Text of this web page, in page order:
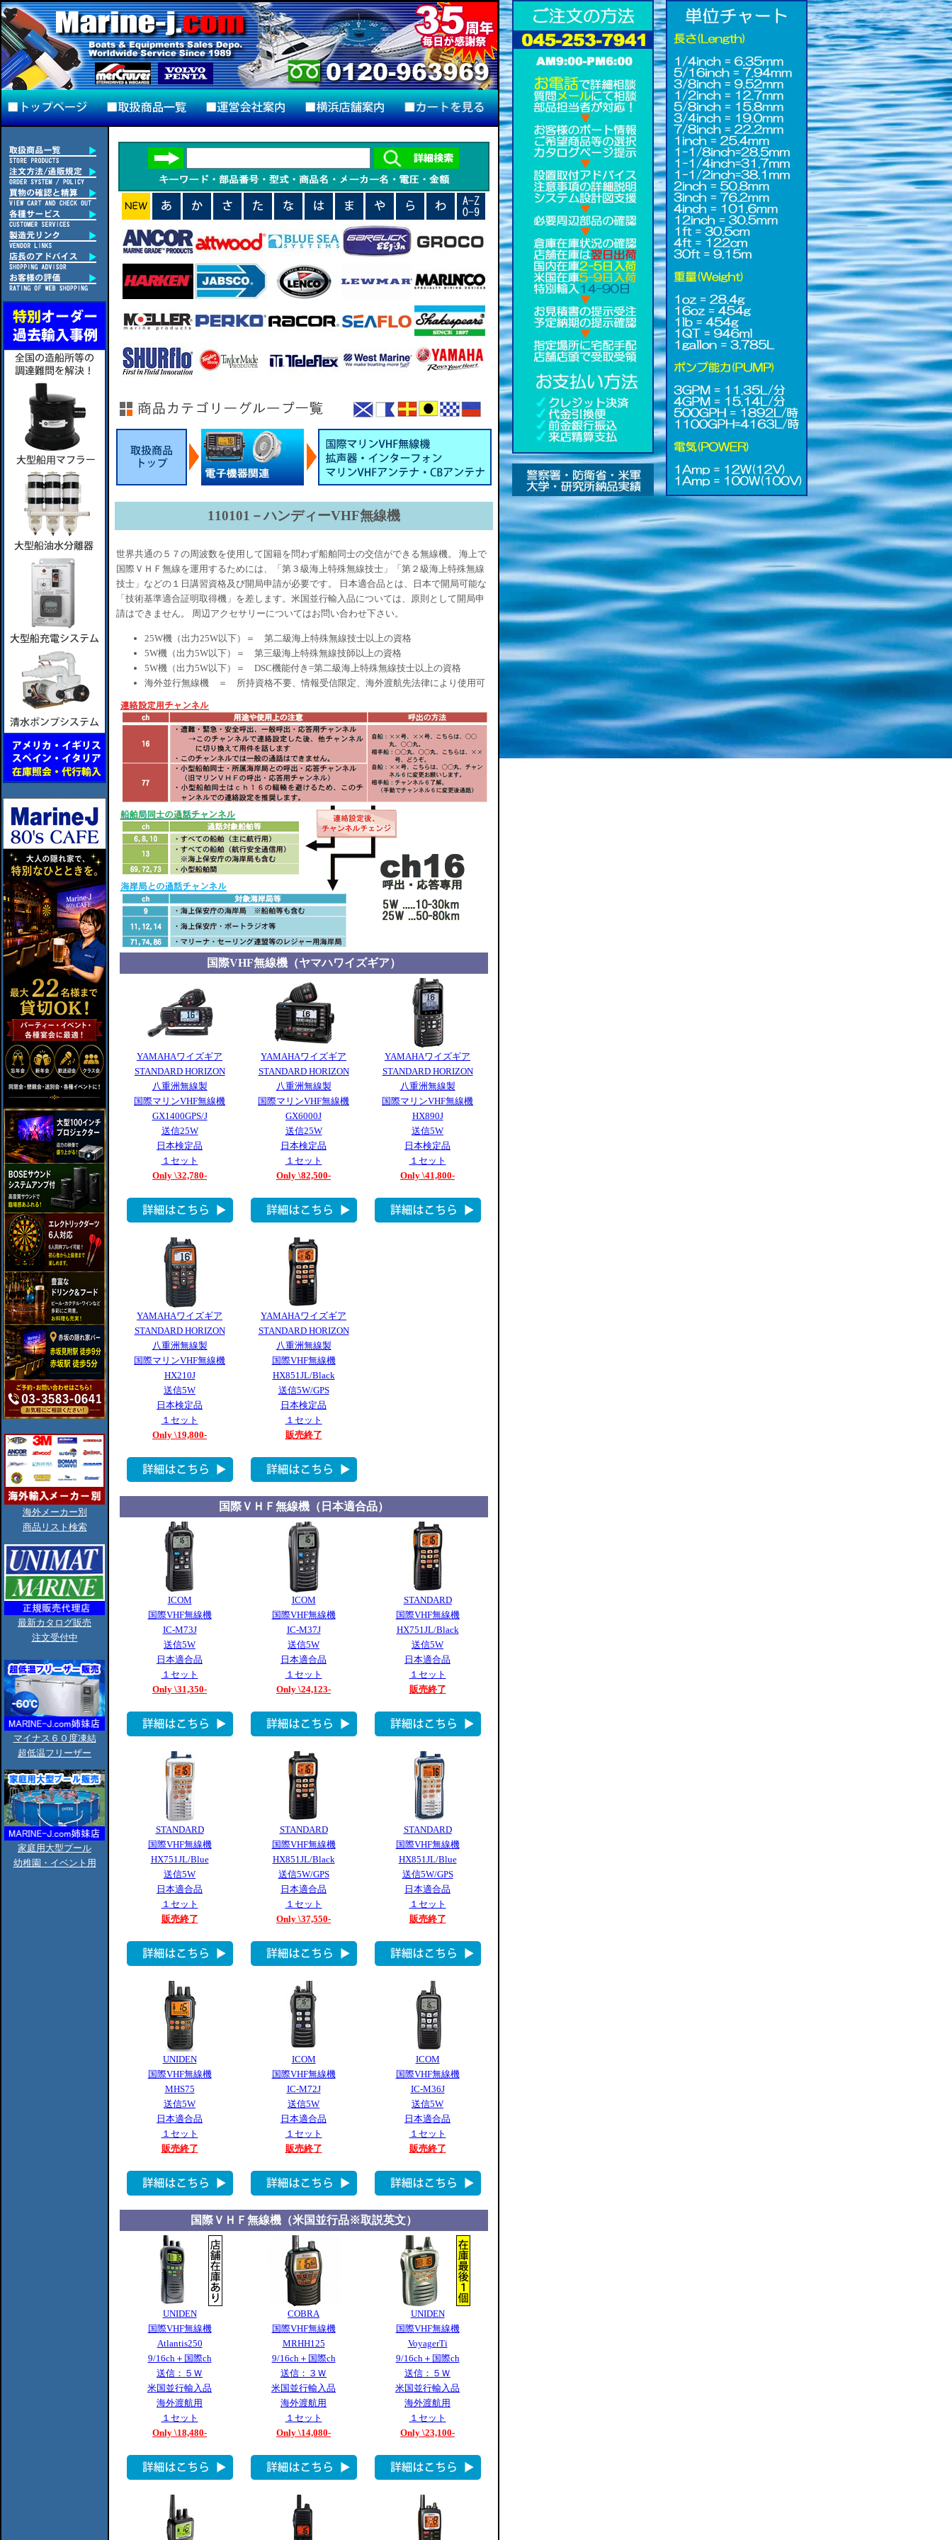
海外メーカー別
商品リスト検索
最新カタログ販売
注文受付中
マイナス６０度凍結
超低温フリーザー
家庭用大型プール
幼稚園・イベント用
110101－ハンディーVHF無線機
世界共通の５７の周波数を使用して国籍を問わず船舶同士の交信ができる無線機。 海上で
国際ＶＨＦ無線を運用するためには、「第３級海上特殊無線技士」「第２級海上特殊無線
技士」などの１日講習資格及び開局申請が必要です。 日本適合品とは、日本で開局可能な
「技術基準適合証明取得機」を差します。米国並行輸入品については、原則として開局申
請はできません。 周辺アクセサリーについてはお問い合わせ下さい。
25W機（出力25W以下）＝ 第二級海上特殊無線技士以上の資格
5W機（出力5W以下）＝ 第三級海上特殊無線技師以上の資格
5W機（出力5W以下）＝ DSC機能付き=第二級海上特殊無線技士以上の資格
海外並行無線機 ＝ 所持資格不要、情報受信限定、海外渡航先法律により使用可
国際VHF無線機（ヤマハワイズギア）
YAMAHAワイズギア
STANDARD HORIZON
八重洲無線製
国際マリンVHF無線機
GX1400GPS/J
送信25W
日本検定品
１セット
Only \32,780-
YAMAHAワイズギア
STANDARD HORIZON
八重洲無線製
国際マリンVHF無線機
GX6000J
送信25W
日本検定品
１セット
Only \82,500-
YAMAHAワイズギア
STANDARD HORIZON
八重洲無線製
国際マリンVHF無線機
HX890J
送信5W
日本検定品
１セット
Only \41,800-
YAMAHAワイズギア
STANDARD HORIZON
八重洲無線製
国際マリンVHF無線機
HX210J
送信5W
日本検定品
１セット
Only \19,800-
YAMAHAワイズギア
STANDARD HORIZON
八重洲無線製
国際VHF無線機
HX851JL/Black
送信5W/GPS
日本検定品
１セット
販売終了
国際ＶＨＦ無線機（日本適合品）
ICOM
国際VHF無線機
IC-M73J
送信5W
日本適合品
１セット
Only \31,350-
ICOM
国際VHF無線機
IC-M37J
送信5W
日本適合品
１セット
Only \24,123-
STANDARD
国際VHF無線機
HX751JL/Black
送信5W
日本適合品
１セット
販売終了
STANDARD
国際VHF無線機
HX751JL/Blue
送信5W
日本適合品
１セット
販売終了
STANDARD
国際VHF無線機
HX851JL/Black
送信5W/GPS
日本適合品
１セット
Only \37,550-
STANDARD
国際VHF無線機
HX851JL/Blue
送信5W/GPS
日本適合品
１セット
販売終了
UNIDEN
国際VHF無線機
MHS75
送信5W
日本適合品
１セット
販売終了
ICOM
国際VHF無線機
IC-M72J
送信5W
日本適合品
１セット
販売終了
ICOM
国際VHF無線機
IC-M36J
送信5W
日本適合品
１セット
販売終了
国際ＶＨＦ無線機（米国並行品※取説英文）
UNIDEN
国際VHF無線機
Atlantis250
9/16ch＋国際ch
送信：５Ｗ
米国並行輸入品
海外渡航用
１セット
Only \18,480-
COBRA
国際VHF無線機
MRHH125
9/16ch＋国際ch
送信：３Ｗ
米国並行輸入品
海外渡航用
１セット
Only \14,080-
UNIDEN
国際VHF無線機
VoyagerTi
9/16ch＋国際ch
送信：５Ｗ
米国並行輸入品
海外渡航用
１セット
Only \23,100-